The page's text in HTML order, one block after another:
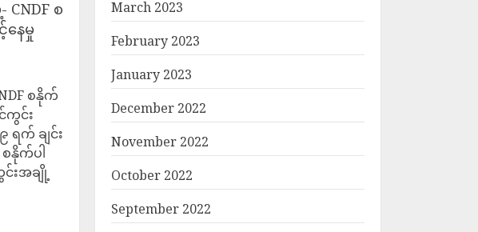
စ
ေမှု
စနိုက်
ကွင်း
က် ချင်း
နိုက်ပါ
းအချို့
March 2023
February 2023
January 2023
December 2022
November 2022
October 2022
September 2022